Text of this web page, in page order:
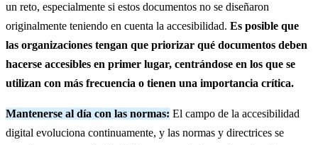
un reto, especialmente si estos documentos no se diseñaron
originalmente teniendo en cuenta la accesibilidad. Es posible que
las organizaciones tengan que priorizar qué documentos deben
hacerse accesibles en primer lugar, centrándose en los que se
utilizan con más frecuencia o tienen una importancia crítica.
Mantenerse al día con las normas: El campo de la accesibilidad
digital evoluciona continuamente, y las normas y directrices se